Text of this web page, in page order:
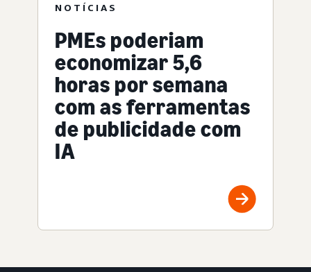
NOTÍCIAS
PMEs poderiam
economizar 5,6
horas por semana
com as ferramentas
de publicidade com
IA